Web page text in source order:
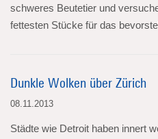
schweres Beutetier und
fettesten Stücke für das
Dunkle Wolken über Zürich
08.11.2013
Städte wie Detroit haben innert